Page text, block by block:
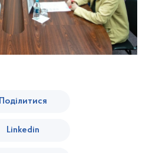
Поділитися
Linkedin